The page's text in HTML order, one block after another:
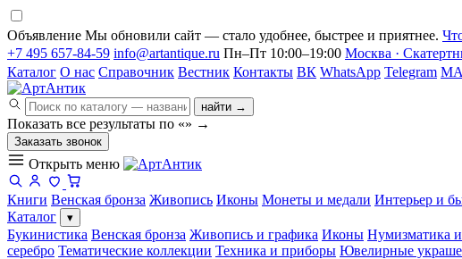
Объявление Мы обновили сайт — стало удобнее, быстрее и приятнее.
+7 495 657-84-59 info@artantique.ru Пн–Пт 10:00–19:00 Москва ·
Каталог О нас Справочник Вестник Контакты ВК WhatsApp Telegram
найти →
Показать все результаты по «» →
Заказать звонок
Открыть меню
Книги Венская бронза Живопись Иконы Монеты и медали Интерьер и
Каталог
▾
Букинистика Венская бронза Живопись и графика Иконы Нумизматика
серебро Тематические коллекции Техника и приборы Ювелирные